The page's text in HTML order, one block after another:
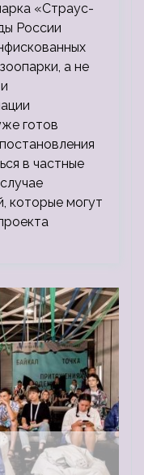
«Страус-
России
а не
готов
в частные
которые могут